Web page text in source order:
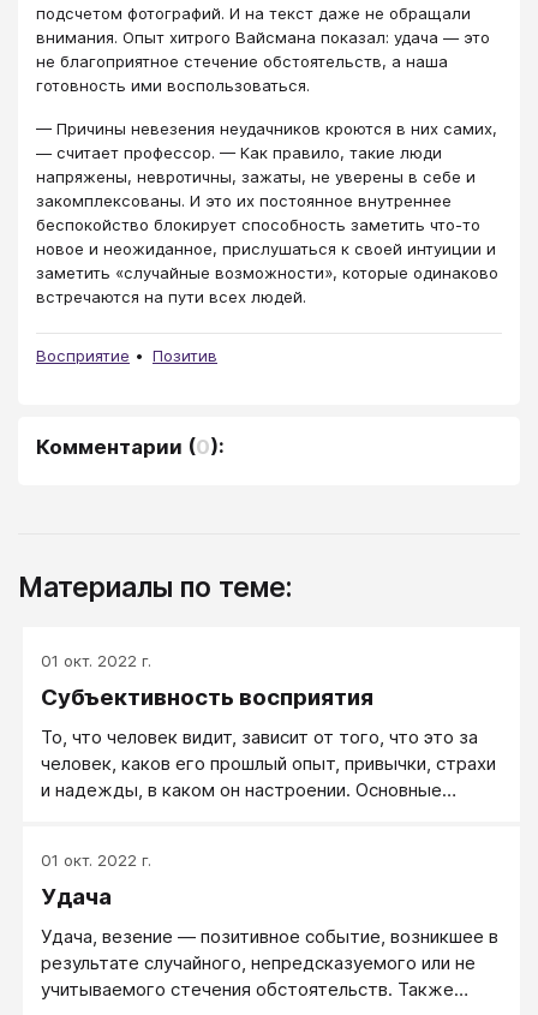
подсчетом фотографий. И на текст даже не обращали
внимания. Опыт хитрого Вайсмана показал: удача — это
не благоприятное стечение обстоятельств, а наша
готовность ими воспользоваться.
— Причины невезения неудачников кроются в них самих,
— считает профессор. — Как правило, такие люди
напряжены, невротичны, зажаты, не уверены в себе и
закомплексованы. И это их постоянное внутреннее
беспокойство блокирует способность заметить что-то
новое и неожиданное, прислушаться к своей интуиции и
заметить «случайные возможности», которые одинаково
встречаются на пути всех людей.
Восприятие Позитив
Комментарии (0):
Материалы по теме:
01 окт. 2022 г.
Субъективность восприятия
То, что человек видит, зависит от того, что это за
человек, каков его прошлый опыт, привычки, страхи
и надежды, в каком он настроении. Основные
01 окт. 2022 г.
Удача
Удача, везение — позитивное событие, возникшее в
результате случайного, непредсказуемого или не
учитываемого стечения обстоятельств. Также